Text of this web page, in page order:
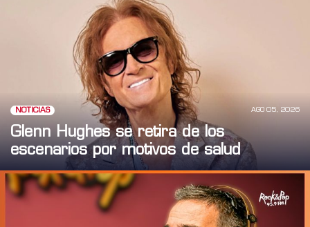
NOTICIAS AGO 05, 2026
Glenn Hughes se retira de los
escenarios por motivos de salud